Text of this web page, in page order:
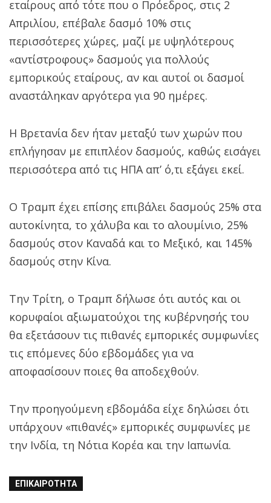
εταίρους από τότε που ο Πρόεδρος, στις 2
Απριλίου, επέβαλε δασμό 10% στις
περισσότερες χώρες, μαζί με υψηλότερους
«αντίστροφους» δασμούς για πολλούς
εμπορικούς εταίρους, αν και αυτοί οι δασμοί
αναστάληκαν αργότερα για 90 ημέρες.
Η Βρετανία δεν ήταν μεταξύ των χωρών που
επλήγησαν με επιπλέον δασμούς, καθώς εισάγει
περισσότερα από τις ΗΠΑ απ’ ό,τι εξάγει εκεί.
Ο Τραμπ έχει επίσης επιβάλει δασμούς 25% στα
αυτοκίνητα, το χάλυβα και το αλουμίνιο, 25%
δασμούς στον Καναδά και το Μεξικό, και 145%
δασμούς στην Κίνα.
Την Τρίτη, ο Τραμπ δήλωσε ότι αυτός και οι
κορυφαίοι αξιωματούχοι της κυβέρνησής του
θα εξετάσουν τις πιθανές εμπορικές συμφωνίες
τις επόμενες δύο εβδομάδες για να
αποφασίσουν ποιες θα αποδεχθούν.
Την προηγούμενη εβδομάδα είχε δηλώσει ότι
υπάρχουν «πιθανές» εμπορικές συμφωνίες με
την Ινδία, τη Νότια Κορέα και την Ιαπωνία.
ΕΠΙΚΑΙΡΌΤΗΤΑ